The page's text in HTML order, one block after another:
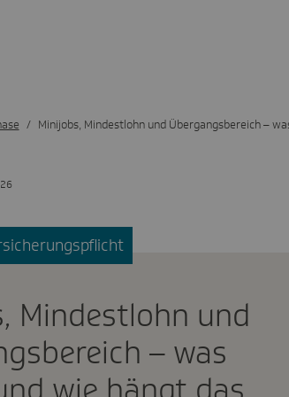
Minijobs, Mindestlohn und Übergangsbereich –
Mindestlohn und
– was